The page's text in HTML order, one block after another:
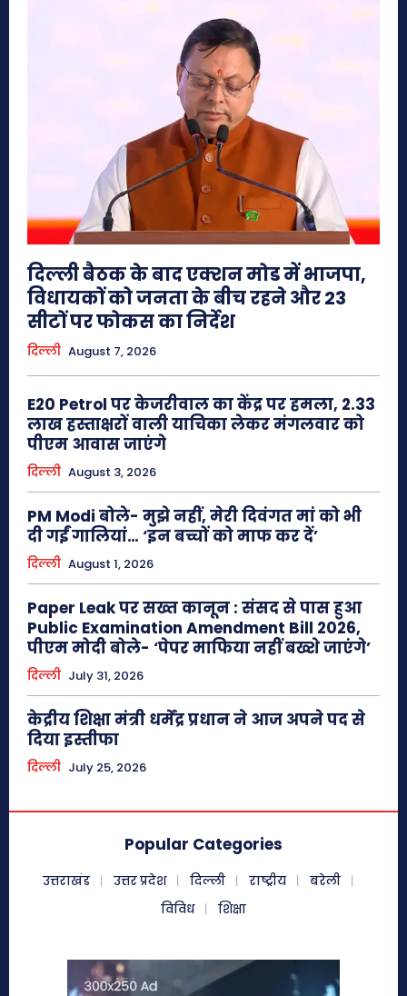
दिल्ली बैठक के बाद एक्शन मोड में भाजपा,
विधायकों को जनता के बीच रहने और 23
सीटों पर फोकस का निर्देश
दिल्ली August 7, 2026
E20 Petrol पर केजरीवाल का केंद्र पर हमला, 2.33
लाख हस्ताक्षरों वाली याचिका लेकर मंगलवार को
पीएम आवास जाएंगे
दिल्ली August 3, 2026
PM Modi बोले- मुझे नहीं, मेरी दिवंगत मां को भी
दी गईं गालियां… ‘इन बच्चों को माफ कर दें’
दिल्ली August 1, 2026
Paper Leak पर सख्त कानून : संसद से पास हुआ
Public Examination Amendment Bill 2026,
पीएम मोदी बोले- ‘पेपर माफिया नहीं बख्शे जाएंगे’
दिल्ली July 31, 2026
केद्रीय शिक्षा मंत्री धर्मेंद्र प्रधान ने आज अपने पद से
दिया इस्तीफा
दिल्ली July 25, 2026
Popular Categories
उत्तराखंड उत्तर प्रदेश दिल्ली राष्ट्रीय
बरेली
विविध
शिक्षा